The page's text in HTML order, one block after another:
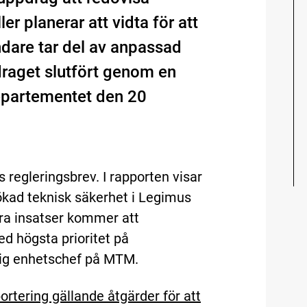
planerar att vidta för att
tar del av anpassad
slutfört genom en
den 20
regleringsbrev. I rapporten visar
teknisk säkerhet i Legimus
insatser kommer att
högsta prioritet på
enhetschef på MTM.
gällande åtgärder för att